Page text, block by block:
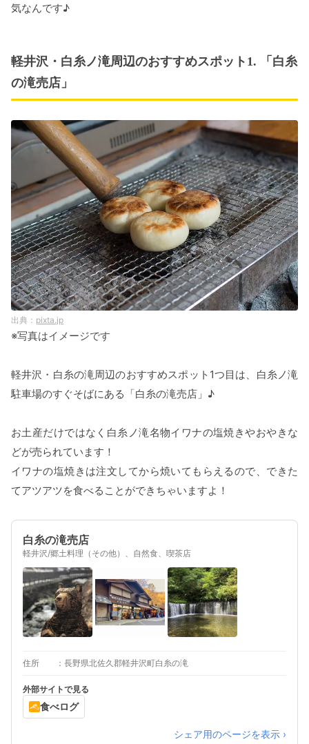
気なんです♪
軽井沢・白糸ノ滝周辺のおすすめスポット1. 「白糸
の滝売店」
pixta.jp
※写真はイメージです
軽井沢・白糸の滝周辺のおすすめスポット1つ目は、白糸ノ滝
駐車場のすぐそばにある「白糸の滝売店」♪
お土産だけではなく白糸ノ滝名物イワナの塩焼きやおやきな
どが売られています！
イワナの塩焼きは注文してから焼いてもらえるので、できた
てアツアツを食べることができちゃいますよ！
白糸の滝売店
軽井沢/郷土料理（その他）、自然食、喫茶店
住所 長野県北佐久郡軽井沢町白糸の滝
外部サイトで見る
食べログ
シェア用のページを表示 ›